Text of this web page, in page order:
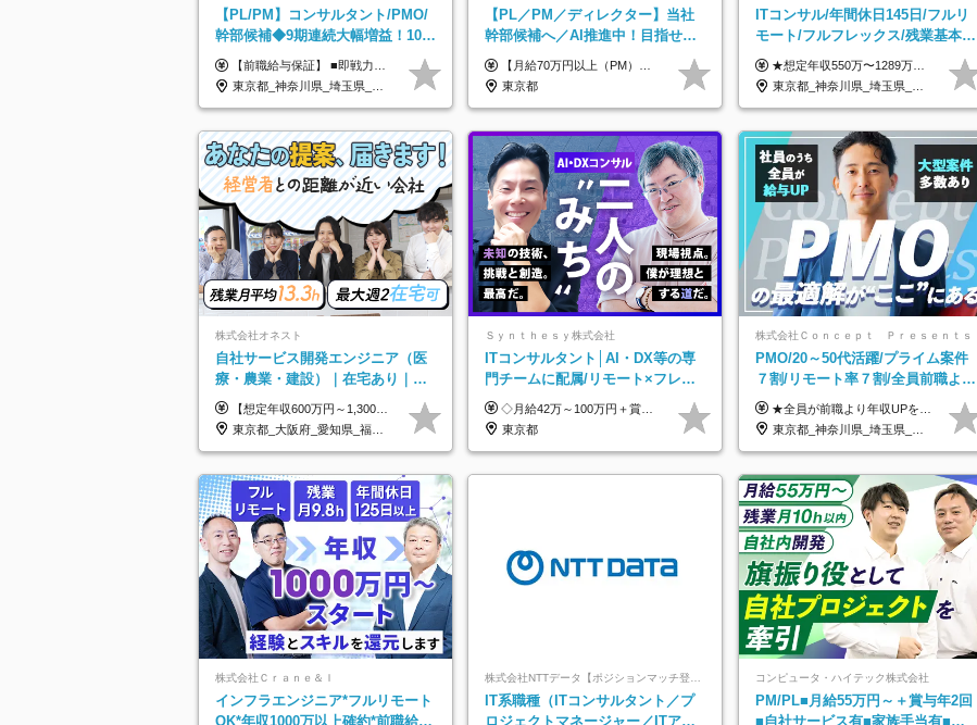
【PL/PM】コンサルタント/PMO/
幹部候補◆9期連続大幅増益！10期
目の成長＋安定性【前給保証】
【前職給与保証】 ■即戦力（経験目安5年以上）： 月給45万円～80万円 ■経験者（経験目安3年以上）： 月給40万円～60万円 ■ローキャリア（経験目安1年程度）： 月給35万円～40万円 ■未経験者： 月給30万円～35万円 ※上記金額には固定残業代30時間分 【未経験者5万5000円～7万3000円、 ローキャリア6万4000円～7万3000円、 経験者5万8000円～10万9000円、 即戦力8万2000円～14万5000円】を含みます。 ※30時間を超える場合は追加で全額支給します。 ※経験・能力・前職給与などを総合的に評価したうえでご納得いただけるよう個別決定。 未経験者の場合、前職給与とポテンシャルを査定のうえ決定いたします。 ※日本国内でのIT業界経験、または同等の実務経験と能力に応じて決定します。 ※前職給与は日本円かつ、日本国内での実績に基づき評価します。 【納得の評価システム】 ★クォーター毎に査定する評価制度導入！ 明確な評価基準で翌年度年収を上げましょう！ ★評価対象期間に在籍中のほとんどの社員が昇給し 年収アップを実現しています！ ★様々なインセンティブ制度を用意し多角的に正当評価しています！ ※試用期間6カ月（期間中の待遇等に差異なし）
東京都_神奈川県_埼玉県_千葉県
【PL／PM／ディレクター】当社
幹部候補へ／AI推進中！目指せる
AI人材／年収800万円以上可／リモ
ート80％
【月給70万円以上（PM）／想定年収840万円以上】 ★詳しくは下記をご参照ください！ ■SE/PL/テスト計画以降などの上流フェーズ 月給53万円以上 ※想定年収636万円以上 ■PM/ディレクター（管理職・幹部候補） 月給70万円以上 ※想定年収840万円以上 ※単価の変動により給与も随時更新（完全単価連動型） ※育成枠については個人の経験・能力を考慮し決定 ※超過勤務については別途残業手当を支給 【固定残業代について】 なし（残業代は、実際の労働時間に応じて別途全額支給）
東京都
ITコンサル/年間休日145日/フルリ
モート/フルフレックス/残業基本な
し/全国からの応募OK/特別休暇あ
り
★想定年収550万〜1289万円 ■契約社員 月給45.8万〜71.6万円 ★想定年収688万〜1611万円 ■正社員 月給57.3万〜89.5万円 ※給与は経験・スキルを考慮の上、決定します。 ※試用期間3ヶ月（その間の給与・待遇に差異はありません）期間は短縮の可能性あり ※残業代は別途全額支給します 【★評価について★】 弊社では、1〜7の7段階からなる等級制を導入しています。 【★昇給の仕組み★】 等級が1段階上がるごとに、基本給の25％に相当する額が昇給されます。 評価は年2回実施されるため、年に2回の昇給チャンスがあります。 頑張りが正当に評価される、透明性の高い制度です。
東京都_神奈川県_埼玉県_千葉県_大阪府_愛知県_北海道_青森県_岩手県_宮城県_秋田県_山形県_福島県_茨城県_栃木県_群馬県_新潟県_山梨県_長野県_富山県_石川県_福井県_静岡県_岐阜県_三重県_兵庫県_京都府_滋賀県_奈良県_和歌山県_広島県_岡山県_鳥取県_島根県_山口県_徳島県_香川県_愛媛県_高知県_福岡県_熊本県_佐賀県_長崎県_大分県_宮崎県_鹿児島県_沖縄県
株式会社オネスト
自社サービス開発エンジニア（医
療・農業・建設）｜在宅あり｜残
業月平均13.3h｜年収1000万可｜
賞与年2回
【想定年収600万円～1,300万円】 ★賞与年2回＋勤務地手当＋残業手当（年平均残業時間にて算出）を含む ※基本給＋勤務地手当＋役職手当 ※勤務地手当：結婚の有無に関係なく、物価などの違いを考慮して全社員に支給されます 月給40万円～89万円 ＜各種手当＞ ■勤務地手当（東京2万円／月、大阪1万円／月、名古屋5000円／月） ■通勤手当（月額5万円まで） ■扶養手当（6,000円／扶養親族一人） ■役職手当（8,000円～15万円） ※残業代は1分単位で全額支給します ※経験やスキルを考慮し、当社規定により給与を決定します ※執行役員は年俸制となる場合があります
東京都_大阪府_愛知県_福岡県
Ｓｙｎｔｈｅｓｙ株式会社
ITコンサルタント│AI・DX等の専
門チームに配属/リモート×フレッ
クス/Big4と同水準の給与・待遇
◇月給42万～100万円＋賞与年2回 └年収900～1600万円可能 ★☆年収例☆★ ◎37歳・元開発エンジニア └年収900万（2年後に年収150万UP実績） ◎40歳・元SierのPM └年収1400万（2年後に年収300万UP実績） ◎43歳・元コンサルタント └年収1600万（2年後に年収200万UP実績） ※経験・スキルを考慮し決定します ※試用期間3～6カ月あり（その間の待遇に差異はありません） 【固定残業代について】 なし（残業代は、実際の労働時間に応じて別途全額支給）
東京都
株式会社Ｃｏｎｃｅｐｔ Ｐｒｅｓｅｎｔｓ
PMO/20～50代活躍/プライム案件
７割/リモート率７割/全員前職より
年収UP/有給取得率100%
★全員が前職より年収UPを実現！ ★前職給与より120％アップ実績あり ★前職給与を最大限に考慮 ★入社4年目で年収800万円の社員も在籍！ 年俸420万円～960万円（1/12を毎月支給）＋インセンティブ＋各種手当 ※経験・スキルを考慮の上、決定します ※試用期間6ヶ月あり（期間中の給与、待遇に差異はありません） ※上記金額には固定残業代(月20時間／月5.6万円)を含みます ※超過分は別途全額支給します
東京都_神奈川県_埼玉県_千葉県
株式会社Ｃｒａｎｅ＆Ｉ
インフラエンジニア*フルリモート
OK*年収1000万以上確約*前職給与
株式会社NTTデータ【ポジションマッチ登録】
IT系職種（ITコンサルタント／プ
ロジェクトマネージャー／ITアー
コンピュータ・ハイテック株式会社
PM/PL■月給55万円～＋賞与年2回
■自社サービス有■家族手当有■残